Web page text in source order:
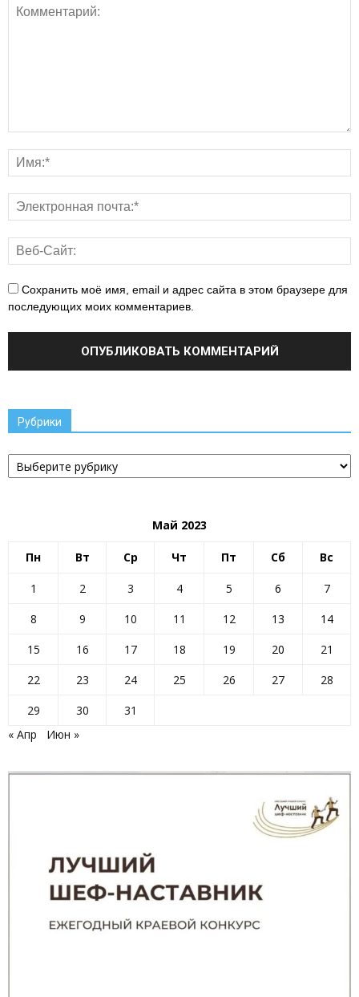
Сохранить моё имя, email и адрес сайта в этом браузере для
последующих моих комментариев.
Рубрики
Рубрики
Май 2023
Пн Вт Ср Чт Пт Сб Вс
1 2 3 4 5 6
7
8
9 10 11 12 13
14
15
16 17 18 19 20
21
22
23 24 25 26 27
28
29
30
31
« Апр
Июн »